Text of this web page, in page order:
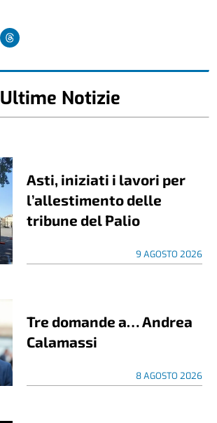
Ultime Notizie
Asti, iniziati i lavori per
l’allestimento delle
tribune del Palio
9 AGOSTO 2026
Tre domande a… Andrea
Calamassi
8 AGOSTO 2026